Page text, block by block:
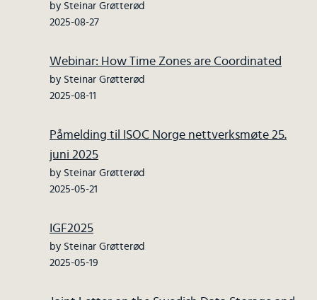
by Steinar Grøtterød
2025-08-27
Webinar: How Time Zones are Coordinated
by Steinar Grøtterød
2025-08-11
Påmelding til ISOC Norge nettverksmøte 25.
juni 2025
by Steinar Grøtterød
2025-05-21
IGF2025
by Steinar Grøtterød
2025-05-19